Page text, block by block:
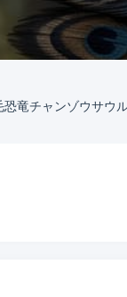
恐竜チャンゾウサウ